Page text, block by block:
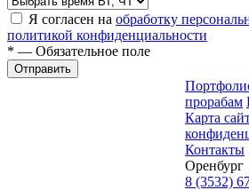
Я согласен на обработку
политикой конфиденциальности
* — Обязательное поле
Отправить
прорабам
Карта
Контакты
Оренбург
8 (3532)